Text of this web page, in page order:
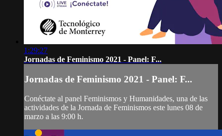
1:29:27
Jornadas de Feminismo 2021 - Panel: F...
Jornadas de Feminismo 2021 - Panel: F...
Conéctate al panel Feminismos y Humanidades, una de las
actividades de la Jornada de Feminismos este lunes 08 de
marzo a las 9:00 h.